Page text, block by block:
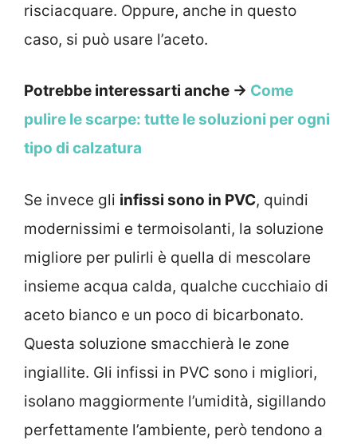
risciacquare. Oppure, anche in questo
caso, si può usare l’aceto.
Potrebbe interessarti anche → Come
pulire le scarpe: tutte le soluzioni per ogni
tipo di calzatura
Se invece gli infissi sono in PVC, quindi
modernissimi e termoisolanti, la soluzione
migliore per pulirli è quella di mescolare
insieme acqua calda, qualche cucchiaio di
aceto bianco e un poco di bicarbonato.
Questa soluzione smacchierà le zone
ingiallite. Gli infissi in PVC sono i migliori,
isolano maggiormente l’umidità, sigillando
perfettamente l’ambiente, però tendono a